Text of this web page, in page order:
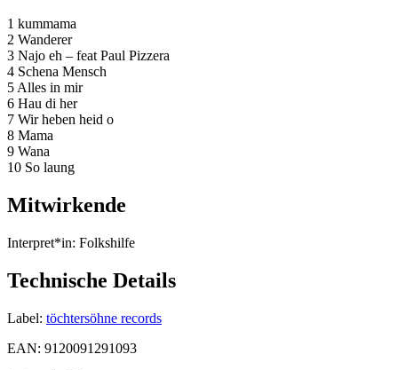
1 kummama
2 Wanderer
3 Najo eh – feat Paul Pizzera
4 Schena Mensch
5 Alles in mir
6 Hau di her
7 Wir heben heid o
8 Mama
9 Wana
10 So laung
Mitwirkende
Interpret*in: Folkshilfe
Technische Details
Label: töchtersöhne records
EAN: 9120091291093